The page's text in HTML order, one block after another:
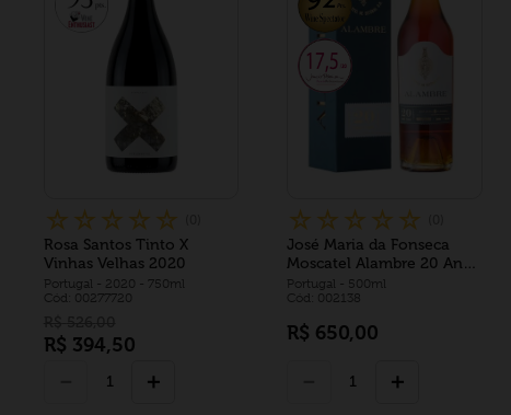
☆ ☆ ☆ ☆ ☆
Rosa Santos Tinto X
Vinhas Velhas 2020
Portugal - 2020 - 750ml
Cód: 00277720
R$ 394,50
＋
☆ ☆ ☆ ☆ ☆
José Maria da Fonseca
Moscatel Alambre 20 Anos
500ml
Portugal - 500ml
Cód: 002138
R$ 650,00
＋